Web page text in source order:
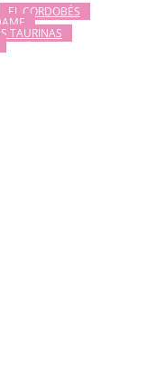
EL CORDOBÉS
TAURINAS